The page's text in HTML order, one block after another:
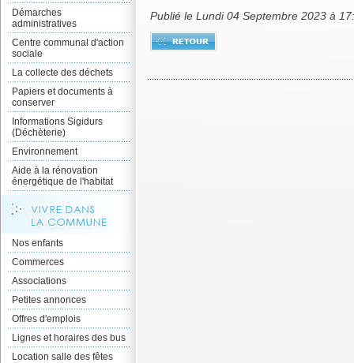
Démarches
administratives
Centre communal d'action
sociale
La collecte des déchets
Papiers et documents à
conserver
Informations Sigidurs
(Déchèterie)
Environnement
Aide à la rénovation
énergétique de l'habitat
Nos enfants
Commerces
Associations
Petites annonces
Offres d'emplois
Lignes et horaires des bus
Location salle des fêtes
Publié le Lundi 04 Septembre 2023 à